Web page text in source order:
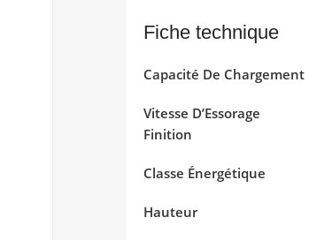
Fiche technique
Capacité
Vitesse
Classe